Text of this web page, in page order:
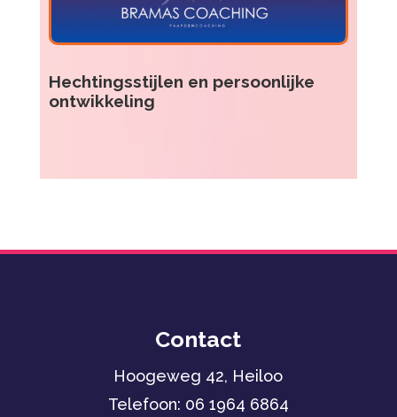
Hechtingsstijlen en persoonlijke
ontwikkeling
Contact
Hoogeweg 42, Heiloo
Telefoon: 06 1964 6864